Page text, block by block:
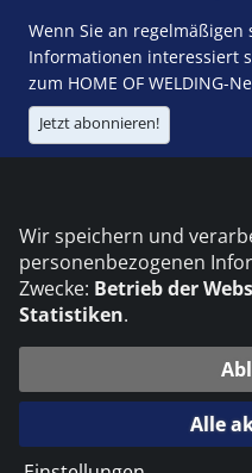
Wenn Sie an
Informationen interessiert
zum HOME OF WELDING-
Jetzt abonnieren!
Die DVS Media
© 2026
Wir speichern und
personenbezogenen
Zwecke: Betrieb der
Statistiken.
Alle